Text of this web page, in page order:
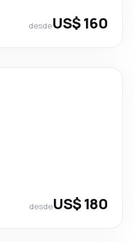
desdeUS$ 160
desdeUS$ 180